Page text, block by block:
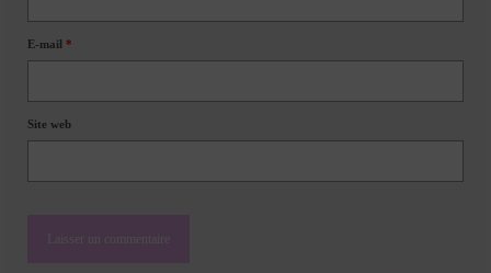
E-mail *
Site web